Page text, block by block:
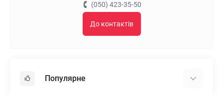
(050) 423-35-50
До контактів
Популярне